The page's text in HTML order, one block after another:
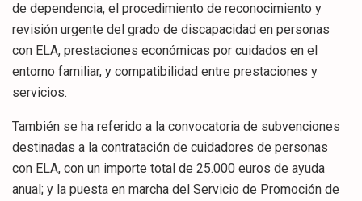
de dependencia, el procedimiento de reconocimiento y
revisión urgente del grado de discapacidad en personas
con ELA, prestaciones económicas por cuidados en el
entorno familiar, y compatibilidad entre prestaciones y
servicios.
También se ha referido a la convocatoria de subvenciones
destinadas a la contratación de cuidadores de personas
con ELA, con un importe total de 25.000 euros de ayuda
anual; y la puesta en marcha del Servicio de Promoción de